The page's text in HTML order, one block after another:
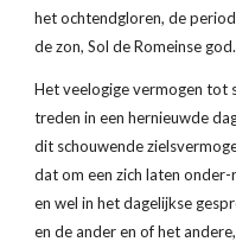
het ochtendgloren, de
de zon, Sol de Romeinse god.
Het veelogige vermogen tot
treden in een hernieuwde
dit schouwende
dat om een zich laten
en wel in het dagelijkse
en de ander en of het